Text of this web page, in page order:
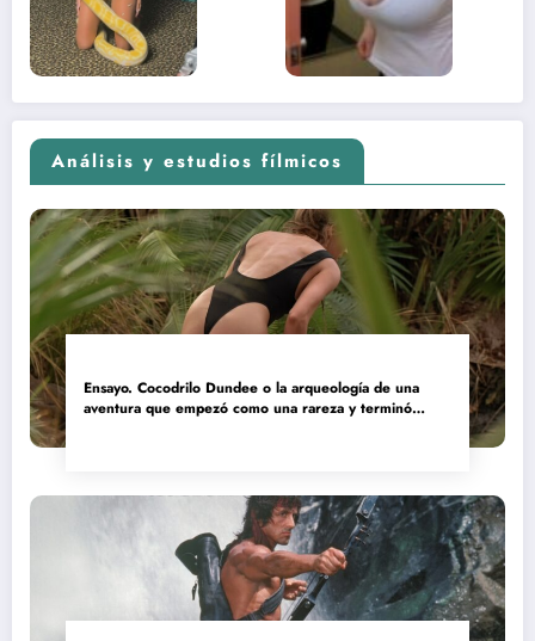
Análisis y estudios fílmicos
Ensayo. Cocodrilo Dundee o la arqueología de una
aventura que empezó como una rareza y terminó